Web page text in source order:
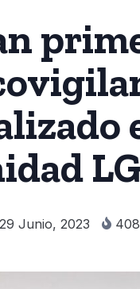
29 Junio, 2023 408